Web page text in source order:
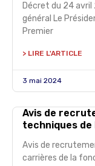
Décret du 24
général Le
Premier
> LIRE L'ARTICLE
3 mai 2024
Avis de
techniques de
Avis de
carrières de la